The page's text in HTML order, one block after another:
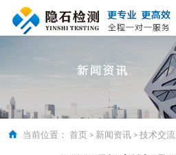
当前位置： 首页 > 新闻资讯 > 技术交流